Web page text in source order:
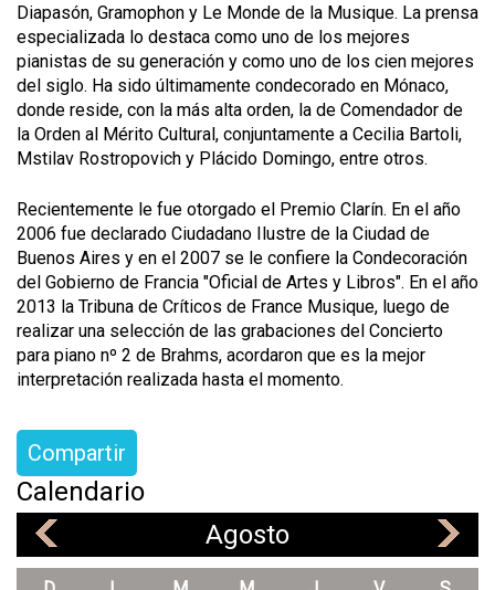
Diapasón, Gramophon y Le Monde de la Musique. La prensa
especializada lo destaca como uno de los mejores
pianistas de su generación y como uno de los cien mejores
del siglo. Ha sido últimamente condecorado en Mónaco,
donde reside, con la más alta orden, la de Comendador de
la Orden al Mérito Cultural, conjuntamente a Cecilia Bartoli,
Mstilav Rostropovich y Plácido Domingo, entre otros.
Recientemente le fue otorgado el Premio Clarín. En el año
2006 fue declarado Ciudadano Ilustre de la Ciudad de
Buenos Aires y en el 2007 se le confiere la Condecoración
del Gobierno de Francia "Oficial de Artes y Libros". En el año
2013 la Tribuna de Críticos de France Musique, luego de
realizar una selección de las grabaciones del Concierto
para piano nº 2 de Brahms, acordaron que es la mejor
interpretación realizada hasta el momento.
Compartir
Calendario
Agosto